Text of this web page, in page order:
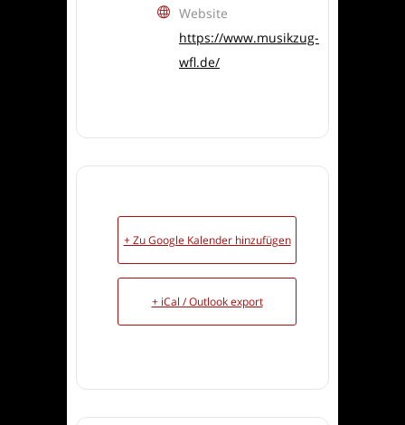
Website
https://www.musikzug-
wfl.de/
+ Zu Google Kalender hinzufügen
+ iCal / Outlook export